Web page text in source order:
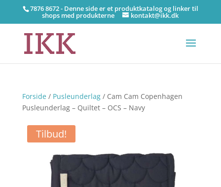
7876 8672 - Denne side er et produktkatalog og linker til
shops med produkterne kontakt@ikk.dk
Forside/ Pusleunderlag/ Cam Cam Copenhagen
Pusleunderlag – Quiltet – OCS – Navy
Tilbud!